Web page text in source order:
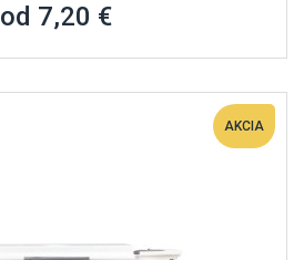
od 7,20 €
AKCIA